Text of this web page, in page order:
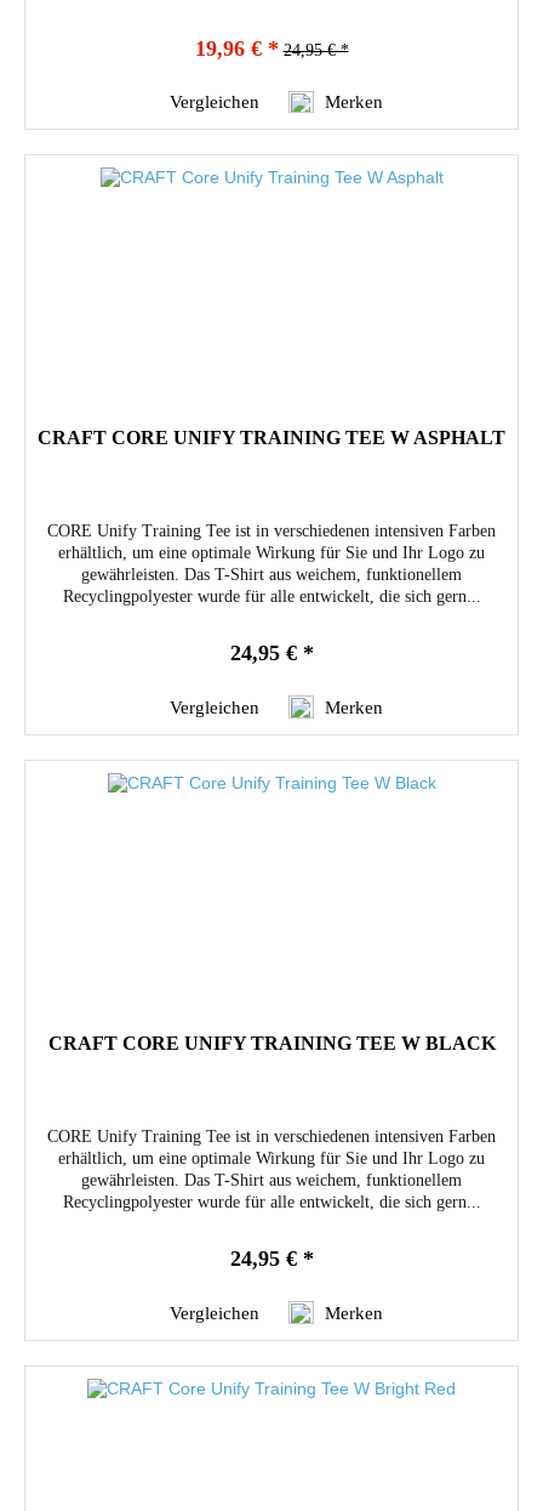
19,96 € * 24,95 € *
Vergleichen Merken
CRAFT CORE UNIFY TRAINING TEE W ASPHALT
CORE Unify Training Tee ist in verschiedenen intensiven Farben
erhältlich, um eine optimale Wirkung für Sie und Ihr Logo zu
gewährleisten. Das T-Shirt aus weichem, funktionellem
Recyclingpolyester wurde für alle entwickelt, die sich gern...
24,95 € *
Vergleichen Merken
CRAFT CORE UNIFY TRAINING TEE W BLACK
CORE Unify Training Tee ist in verschiedenen intensiven Farben
erhältlich, um eine optimale Wirkung für Sie und Ihr Logo zu
gewährleisten. Das T-Shirt aus weichem, funktionellem
Recyclingpolyester wurde für alle entwickelt, die sich gern...
24,95 € *
Vergleichen Merken